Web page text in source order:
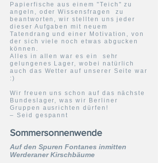
Papierfische aus einem "Teich" zu
angeln, oder Wissensfragen zu
beantworten, wir stellten uns jeder
dieser Aufgaben mit neuem
Tatendrang und einer Motivation, von
der sich viele noch etwas abgucken
können.
Alles in allen war es ein sehr
gelungenes Lager, wobei natürlich
auch das Wetter auf unserer Seite war
:)
Wir freuen uns schon auf das nächste
Bundeslager, was wir Berliner
Gruppen ausrichten dürfen!
– Seid gespannt
Sommersonnenwende
Auf den Spuren Fontanes inmitten
Werderaner Kirschbäume